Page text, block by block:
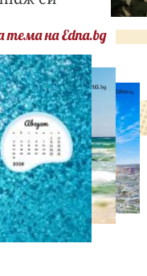
тема на Edna.bg
хороскоп за 7
петък